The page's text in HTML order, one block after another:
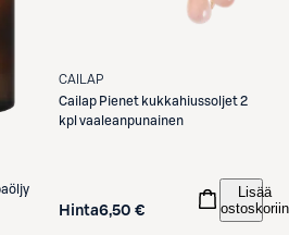
CAILAP
Cailap Pienet kukkahiussoljet 2
kpl vaaleanpunainen
Hinta6,50 €
Lisää
ostoskoriin